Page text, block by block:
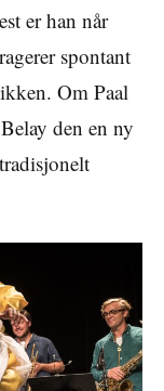
er han når
spontant
Om Paal
den en ny